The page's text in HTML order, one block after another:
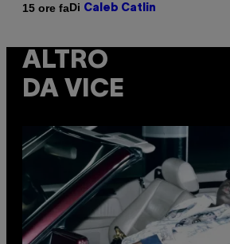
15 ore faDi Caleb Catlin
ALTRO
DA VICE